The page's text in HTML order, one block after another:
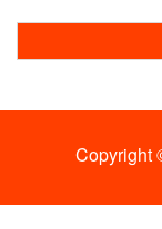
Copyright